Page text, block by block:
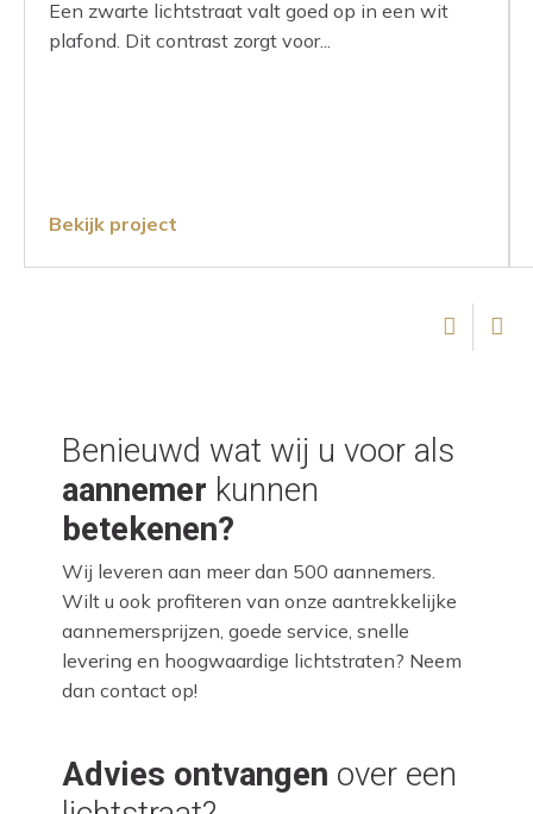
Een zwarte lichtstraat valt goed op in een wit
plafond. Dit contrast zorgt voor...
Bekijk project
Benieuwd wat wij u voor als
aannemer kunnen
betekenen?
Wij leveren aan meer dan 500 aannemers.
Wilt u ook profiteren van onze aantrekkelijke
aannemersprijzen, goede service, snelle
levering en hoogwaardige lichtstraten? Neem
dan contact op!
Advies ontvangen over een